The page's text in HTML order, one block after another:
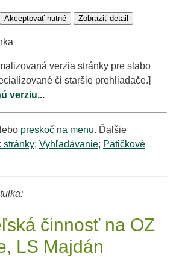
Akceptovať nutné Zobraziť detail
verzia stránky pre slabo
či staršie prehliadače.]
verziu...
preskoč na menu. Ďalšie
stránky; Vyhľadávanie; Pätičkové
činnosť na OZ
LS Majdán